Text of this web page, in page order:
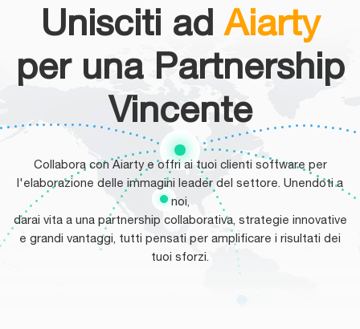
Unisciti adAiarty
per una Partnership
Vincente
Collabora con Aiarty e offri ai tuoi clienti software per
l'elaborazione delle immagini leader del settore. Unendoti a
noi,
darai vita a una partnership collaborativa, strategie innovative
e grandi vantaggi, tutti pensati per amplificare i risultati dei
tuoi sforzi.